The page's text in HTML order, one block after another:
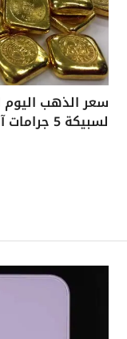
لسبيكة 5 جرامات آخر تحديثات السوق